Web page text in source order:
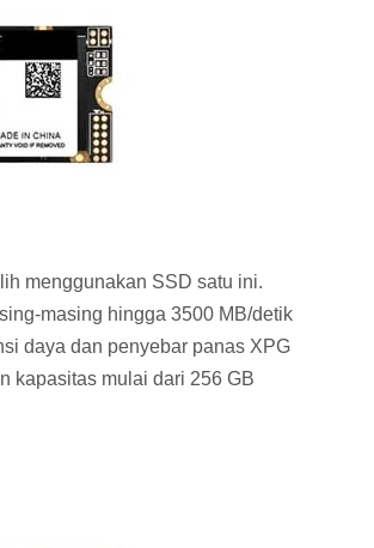
menggunakan SSD satu ini.
masing hingga 3500 MB/detik
daya dan penyebar panas XPG
kapasitas mulai dari 256 GB